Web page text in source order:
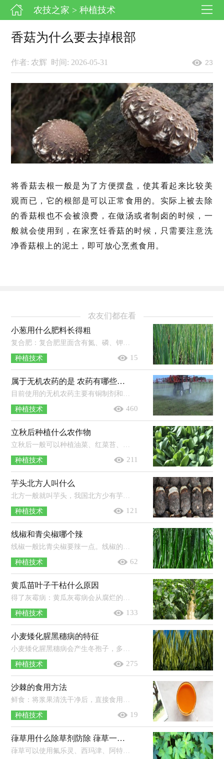
农技之家 > 种植技术
香菇为什么要去掉根部
作者: 农辉 时间: 2026-05-31 23
将香菇去根一般是为了方便摆盘，使其看起来比较美
观而已，它的根部是可以正常食用的。实际上被去除
的香菇根也不会被浪费，在做汤或者制卤的时候，一
般就会使用到，在家烹饪香菇的时候，只需要注意洗
净香菇根上的泥土，即可放心烹煮食用。
农友们都在看
小葱用什么肥料长得粗
复合肥：复合肥里面含有氮、磷、钾元素，使用时可以直接添加在土壤里，等到土壤吸收之后小葱就可以吸收。豆饼肥：豆饼肥使用时先将其捣碎...
种植技术 15
属于无机农药的是 农药有哪些种类
目前使用的无机农药主要有铜制剂和硫制剂，铜制剂有硫酸铜、波尔多液等，硫制剂有硫黄、石硫合剂等。使用农药时一定不能一药连用，常用...
种植技术 460
立秋后种植什么农作物
立秋后一般可以种植油菜、红菜苔、萝卜、香菜、菠菜、白菜等农作物。1、油菜：一般可在8月中下旬种植，到了9月底即可收获，从播种到收...
种植技术 211
芋头北方人叫什么
北方一般就叫芋头，我国北方少有芋头种植，芋头和它的名字一起从南方传入北方。我国的芋头资源较为丰富，主要分布在珠江、长江及淮河流...
种植技术 121
线椒和青尖椒哪个辣
种植技术 62
黄瓜苗叶子干枯什么原因
种植技术 133
小麦矮化腥黑穗病的特征
种植技术 275
沙棘的食用方法
种植技术 19
葎草用什么除草剂防除 葎草一般长在哪里